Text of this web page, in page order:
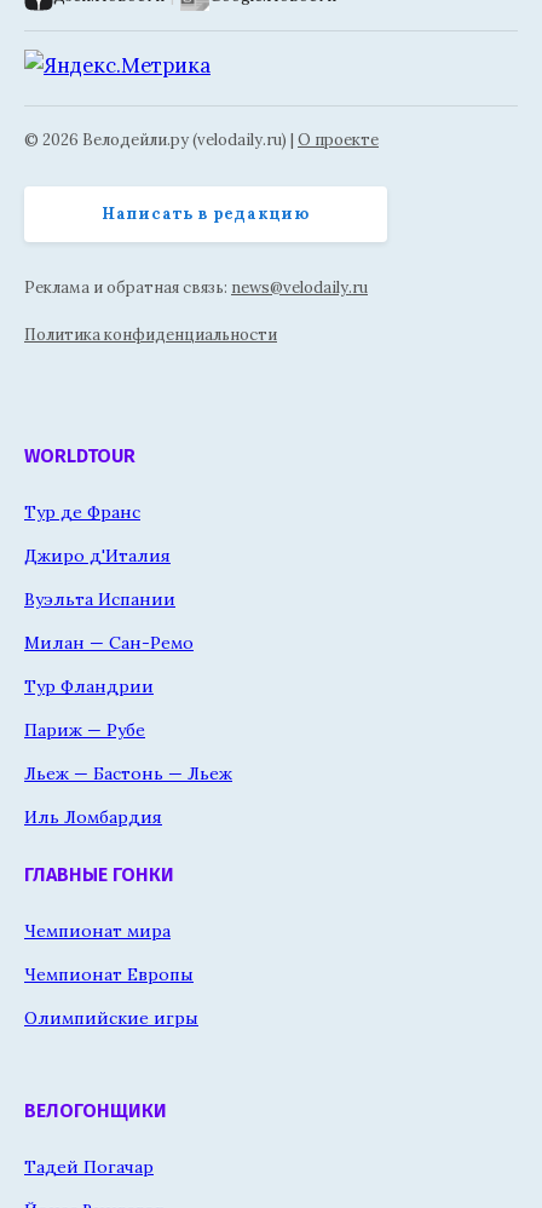
© 2026 Велодейли.ру (velodaily.ru) | О проекте
Написать в редакцию
Реклама и обратная связь: news@velodaily.ru
Политика конфиденциальности
WORLDTOUR
Тур де Франс
Джиро д'Италия
Вуэльта Испании
Милан — Сан-Ремо
Тур Фландрии
Париж — Рубе
Льеж — Бастонь — Льеж
Иль Ломбардия
ГЛАВНЫЕ ГОНКИ
Чемпионат мира
Чемпионат Европы
Олимпийские игры
ВЕЛОГОНЩИКИ
Тадей Погачар